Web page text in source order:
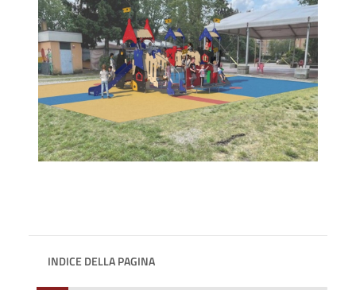
INDICE DELLA PAGINA